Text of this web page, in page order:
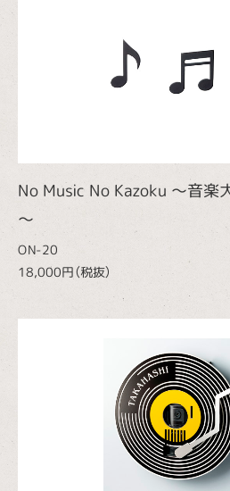
No Music No Kazoku ～音楽
～
ON-20
18,000円（税抜）